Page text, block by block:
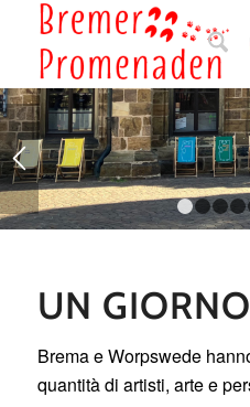
UN
Brema e Worpswede
quantità di artisti, arte e